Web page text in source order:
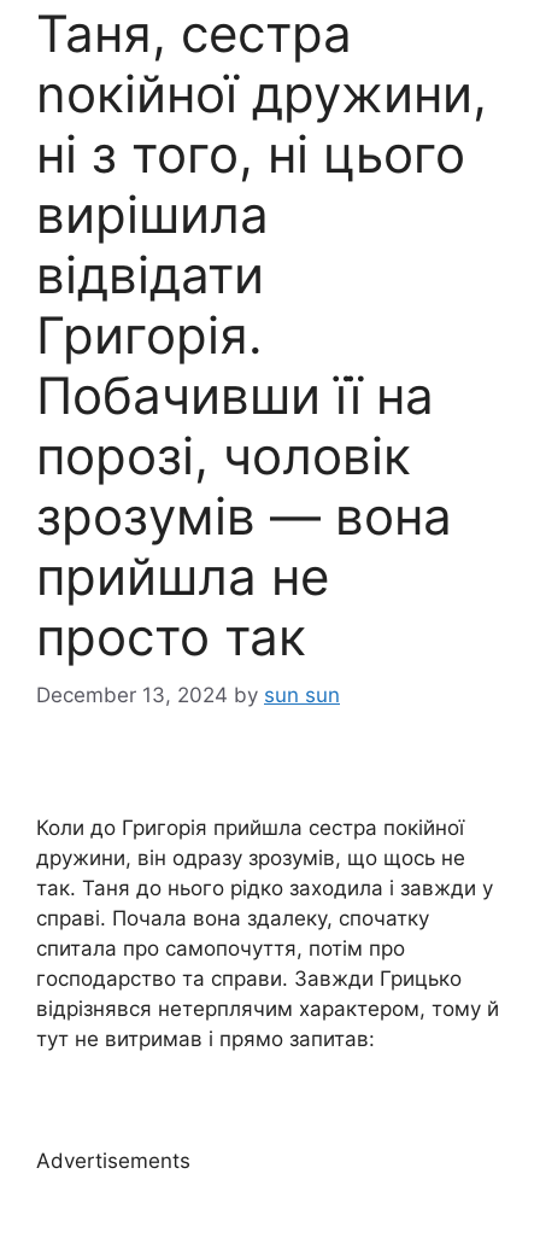
Таня, сестра
nокійної дружини,
ні з того, ні цього
вирішила
відвідати
Григорія.
Побачивши її на
порозі, чоловік
зрозумів — вона
прийшла не
просто так
December 13, 2024 by sun sun
Коли до Григорія прийшла сестра покійної
дружини, він одразу зрозумів, що щось не
так. Таня до нього рідко заходила і завжди у
справі. Почала вона здалеку, спочатку
спитала про самопочуття, потім про
господарство та справи. Завжди Грицько
відрізнявся нетерплячим характером, тому й
тут не витримав і прямо запитав:
Advertisements